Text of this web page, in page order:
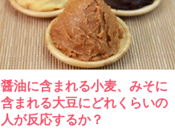
醤油に含まれる小麦、みそに
含まれる大豆にどれくらいの
人が反応するか？